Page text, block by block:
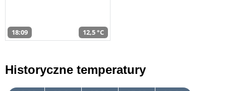
18:09 12,5 °C
Historyczne temperatury